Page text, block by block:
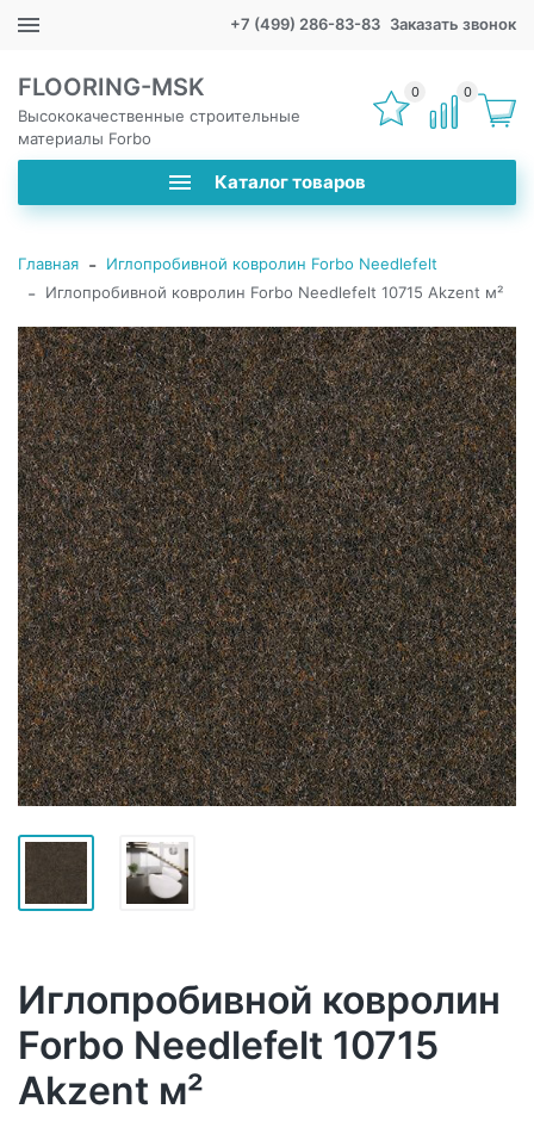
+7 (499) 286-83-83 Заказать звонок
FLOORING-MSK
Высококачественные строительные
материалы Forbo
Каталог товаров
0 0
Главная - Иглопробивной ковролин Forbo Needlefelt
- Иглопробивной ковролин Forbo Needlefelt 10715 Akzent м²
Иглопробивной ковролин
Forbo Needlefelt 10715
Akzent м²